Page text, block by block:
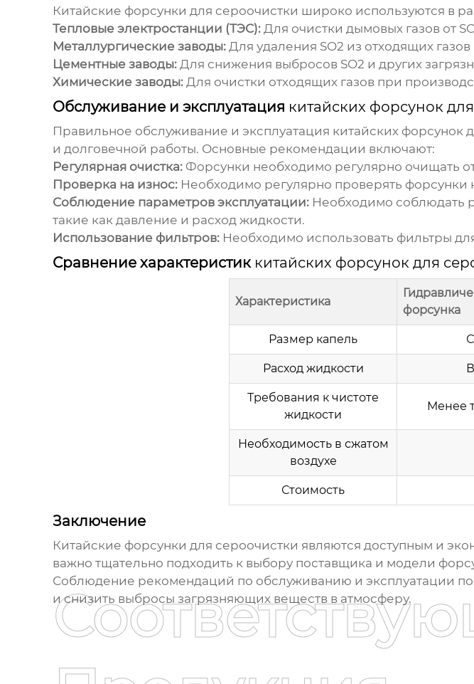
Китайские форсунки для сероочистки широко используются в
Тепловые электростанции (ТЭС):Для очистки дымовых газов от
Металлургические заводы:Для удаления SO2 из отходящих
Цементные заводы:Для снижения выбросов SO2 и других
Химические заводы:Для очистки отходящих газов при
Обслуживание и эксплуатация китайских форсунок
Правильное обслуживание и эксплуатация китайских форсунок
и долговечной работы. Основные рекомендации включают:
Регулярная очистка:Форсунки необходимо регулярно очищать
Проверка на износ:Необходимо регулярно проверять форсунки
Соблюдение параметров эксплуатации:Необходимо соблюдать
такие как давление и расход жидкости.
Использование фильтров:Необходимо использовать фильтры
Сравнение характеристик китайских форсунок для
Характеристика
форсунка
Размер капель
Расход жидкости
Требования к чистоте
жидкости
Менее
Необходимость в сжатом
воздухе
Стоимость
Заключение
Китайские форсунки для сероочистки являются доступным и
важно тщательно подходить к выбору поставщика и модели
Соблюдение рекомендаций по обслуживанию и эксплуатации
и снизить выбросы загрязняющих веществ в атмосферу.